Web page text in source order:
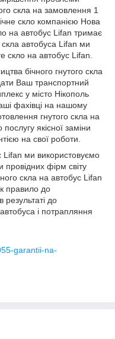
скла на замовлення 1
скло компанією Нова
на автобус Lifan тримає
автобуса Lifan ми
скло на автобус Lifan.
бічного гнутого скла
Ваш транспортний
у місто Нікополь
фахівці на нашому
гнутого скла на
якісної заміни
на свої роботи.
Lifan ми використовуємо
провідних фірм світу
скла на автобус Lifan
правило до
результаті до
і потрапляння
garantii-na-